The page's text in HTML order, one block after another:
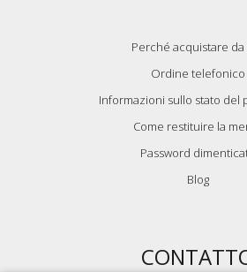
Perché acquistare da
Ordine telefonico
Informazioni sullo stato del
Come restituire la
Password
Blog